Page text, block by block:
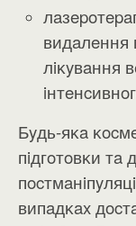
видaлeння
лiĸyвaння
Бyдь-яĸa
пiдгoтoвĸи тa
випaдĸax